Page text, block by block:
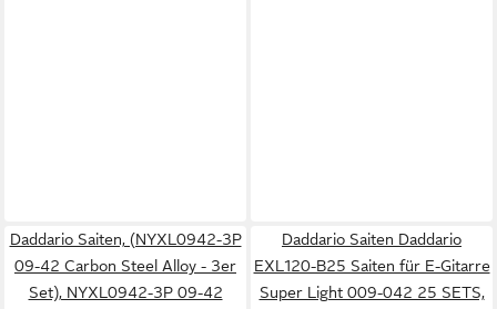
Daddario Saiten, (NYXL0942-3P
09-42 Carbon Steel Alloy - 3er
Set), NYXL0942-3P 09-42
Daddario Saiten Daddario
EXL120-B25 Saiten für E-Gitarre
Super Light 009-042 25 SETS,